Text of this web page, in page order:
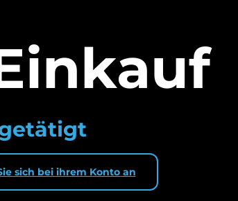
sich bei ihrem Konto an